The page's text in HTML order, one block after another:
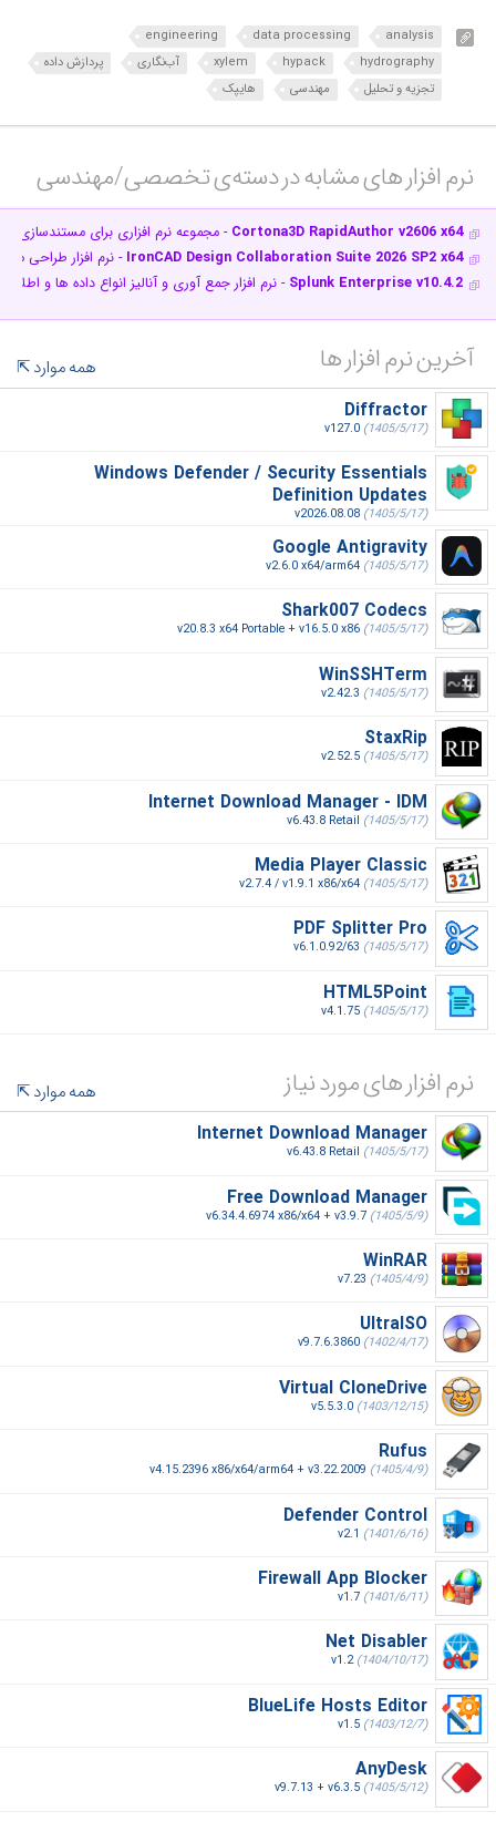
analysis
data processing
engineering
hydrography
hypack
xylem آب‌نگاری
پردازش داده
تجزیه و تحلیل
مهندسی هایپک
نرم افزار های مشابه در دسته‌ی‌ تخصصی/مهندسی‎
Cortona3D RapidAuthor v2606 x64 - مجموعه نرم افزاری برای مستندسازی
IronCAD Design Collaboration Suite 2026 SP2 x64 - نرم افزار طراحی
Splunk Enterprise v10.4.2 - نرم افزار جمع آوری و آنالیز انواع داده ها و
آخرین نرم افزار ها
همه موارد
Diffractor
v127.0 (1405/5/17)
Windows Defender / Security Essentials
Definition Updates
v2026.08.08 (1405/5/17)
Google Antigravity
v2.6.0 x64/arm64 (1405/5/17)
Shark007 Codecs
v20.8.3 x64 Portable + v16.5.0 x86 (1405/5/17)
WinSSHTerm
v2.42.3 (1405/5/17)
StaxRip
v2.52.5 (1405/5/17)
Internet Download Manager - IDM
v6.43.8 Retail (1405/5/17)
Media Player Classic
v2.7.4 / v1.9.1 x86/x64 (1405/5/17)
PDF Splitter Pro
v6.1.0.92/63 (1405/5/17)
HTML5Point
v4.1.75 (1405/5/17)
نرم افزار های مورد نیاز
همه موارد
Internet Download Manager
v6.43.8 Retail (1405/5/17)
Free Download Manager
v6.34.4.6974 x86/x64 + v3.9.7 (1405/5/9)
WinRAR
v7.23 (1405/4/9)
UltraISO
v9.7.6.3860 (1402/4/17)
Virtual CloneDrive
v5.5.3.0 (1403/12/15)
Rufus
v4.15.2396 x86/x64/arm64 + v3.22.2009 (1405/4/9)
Defender Control
v2.1 (1401/6/16)
Firewall App Blocker
v1.7 (1401/6/11)
Net Disabler
v1.2(1404/10/17)
BlueLife Hosts Editor
v1.5 (1403/12/7)
AnyDesk
v9.7.13 + v6.3.5 (1405/5/12)